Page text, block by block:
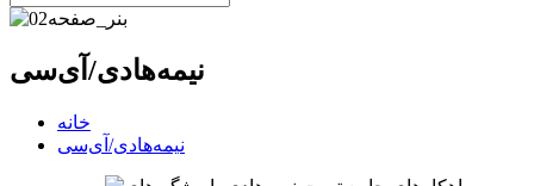
نیمه‌هادی/آی‌سی
خانه
نیمه‌هادی/آی‌سی